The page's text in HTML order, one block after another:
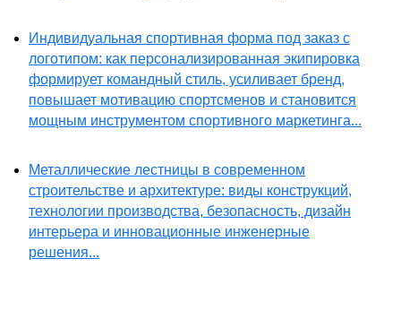
Индивидуальная спортивная форма под заказ с
логотипом: как персонализированная экипировка
формирует командный стиль, усиливает бренд,
повышает мотивацию спортсменов и становится
мощным инструментом спортивного маркетинга...
Металлические лестницы в современном
строительстве и архитектуре: виды конструкций,
технологии производства, безопасность, дизайн
интерьера и инновационные инженерные
решения...